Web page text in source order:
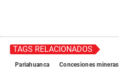
TAGS RELACIONADOS
Pariahuanca Concesiones mineras